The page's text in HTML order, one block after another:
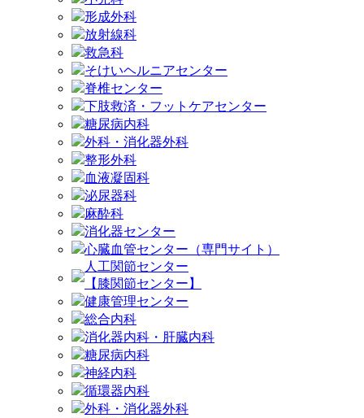
形成外科
放射線科
救急科
そけいヘルニアセンター
脊椎センター
下肢救済・フットケアセンター
糖尿病内科
外科・消化器外科
整形外科
血液凝固科
泌尿器科
麻酔科
消化器センター
心臓血管センター（専門サイト）
人工関節センター
【膝関節センター】
健康管理センター
総合内科
消化器内科・肝臓内科
糖尿病内科
神経内科
循環器内科
外科・消化器外科